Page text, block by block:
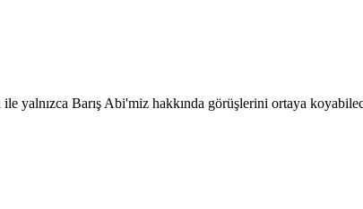
yalnızca Barış Abi'miz hakkında görüşlerini ortaya